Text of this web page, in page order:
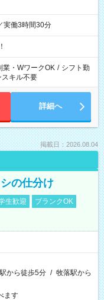
実働3時間30分
業・WワークOK / シフト勤
スキル不要
詳細へ
掲載日：2026.08.04
の仕分け
生歓迎
ブランクOK
から徒歩5分 / 牧落駅から
ます